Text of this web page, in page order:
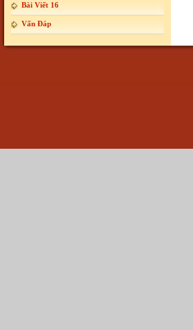
Bài Viết 16
Vấn Đáp